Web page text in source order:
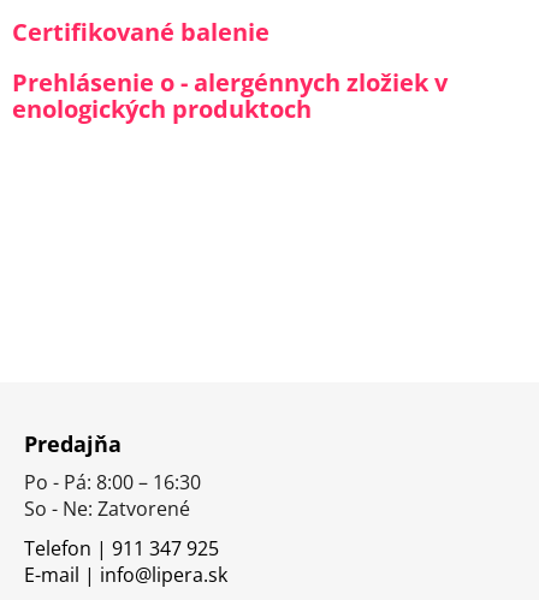
Certifikované balenie
Prehlásenie o - alergénnych zložiek v
enologických produktoch
Predajňa
Po - Pá: 8:00 – 16:30
So - Ne: Zatvorené
Telefon | 911 347 925
E-mail | info@lipera.sk